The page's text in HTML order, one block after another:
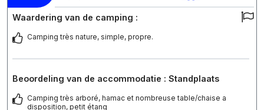
Waardering van de camping :
Camping très nature, simple, propre.
Beoordeling van de accommodatie : Standplaats
Camping très arboré, hamac et nombreuse table/chaise a
disposition, petit étang